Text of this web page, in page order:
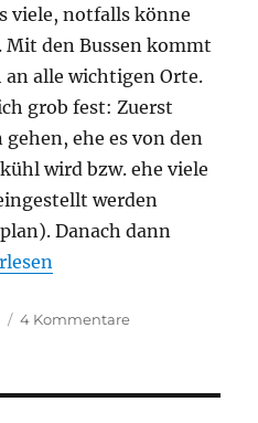
viele, notfalls könne
Mit den Bussen kommt
alle wichtigen Orte.
grob fest: Zuerst
ehe es von den
wird bzw. ehe viele
werden
Danach dann
– die letzte große Wildnis
4 Kommentarezu